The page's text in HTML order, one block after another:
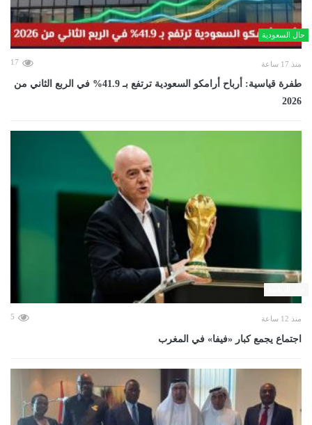
حال السعودية
منذ 17 ساعة 17
طفرة قياسية: أرباح أرامكو السعودية ترتفع بـ 41.9% في الربع الثاني من
2026
منذ 12 ساعة 5
اجتماع يجمع كبار «فيفا» في المغرب